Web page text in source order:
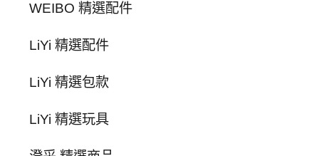
WEIBO 精選配件
LiYi 精選配件
LiYi 精選包款
LiYi 精選玩具